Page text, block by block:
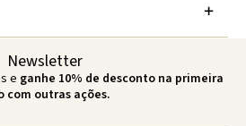
Newsletter
e ganhe 10% de desconto na primeira
com outras ações.